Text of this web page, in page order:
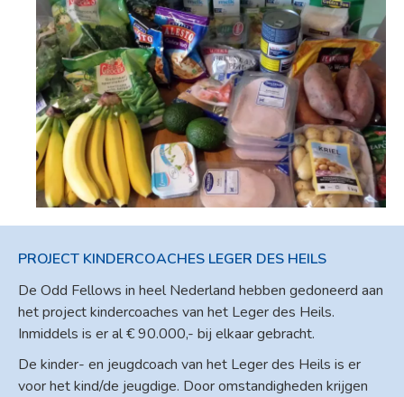
PROJECT KINDERCOACHES LEGER DES HEILS
De Odd Fellows in heel Nederland hebben gedoneerd aan
het project kindercoaches van het Leger des Heils.
Inmiddels is er al € 90.000,- bij elkaar gebracht.
De kinder- en jeugdcoach van het Leger des Heils is er
voor het kind/de jeugdige. Door omstandigheden krijgen